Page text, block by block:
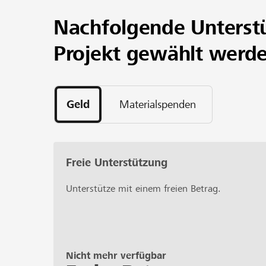
Deine Unterstützung hilft, den Ausbau zu
Nachfolgende
Projekt gewählt
Geld Materialspenden
Freie Unterstützung
Unterstütze mit einem freien Betrag.
Nicht mehr verfügbar